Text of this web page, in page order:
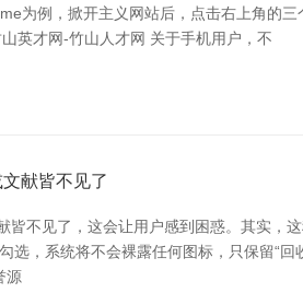
例，掀开主义网站后，点击右上角的
英才网-竹山人才网 关于手机用户，不
献皆不见了
不见了，这会让用户感到困惑。其实
，系统将不会裸露任何图标，只保留“回
源